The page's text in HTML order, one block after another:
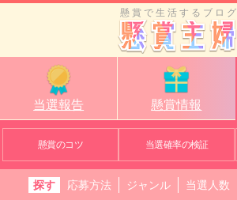
懸賞で生活するブログ
当選報告 懸賞情報
懸賞のコツ 当選確率の検証
探す 応募方法 ジャンル 当選人数